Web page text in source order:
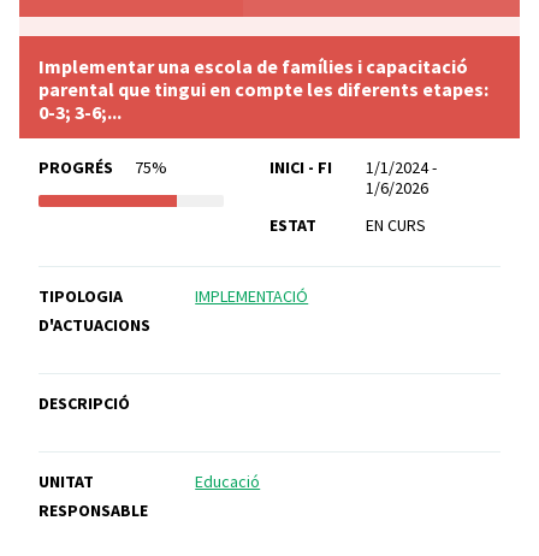
Implementar una escola de famílies i capacitació
parental que tingui en compte les diferents etapes:
0-3; 3-6;...
PROGRÉS 75% INICI - FI
1/1/2024 -
1/6/2026
ESTAT
EN CURS
TIPOLOGIA
D'ACTUACIONS
IMPLEMENTACIÓ
DESCRIPCIÓ
UNITAT
RESPONSABLE
Educació